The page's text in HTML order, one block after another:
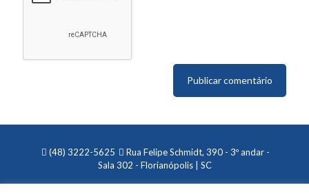
(48) 3222-5625
Rua Felipe Schmidt, 390 - 3º andar -
Sala 302 - Florianópolis | SC